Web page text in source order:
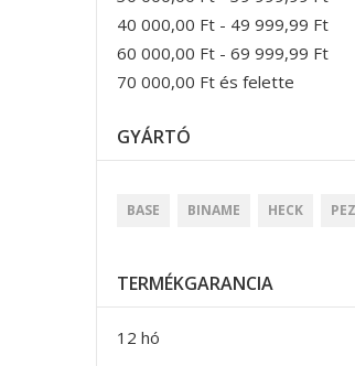
40 000,00 Ft - 49 999,99 Ft
60 000,00 Ft - 69 999,99 Ft
70 000,00 Ft és felette
GYÁRTÓ
BASE BINAME HECK
TERMÉKGARANCIA
12 hó